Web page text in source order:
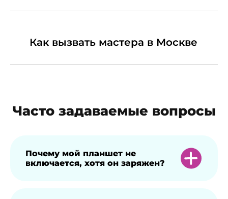
Как вызвать мастера в Москве
Часто задаваемые вопросы
Почему мой планшет не
включается, хотя он заряжен?